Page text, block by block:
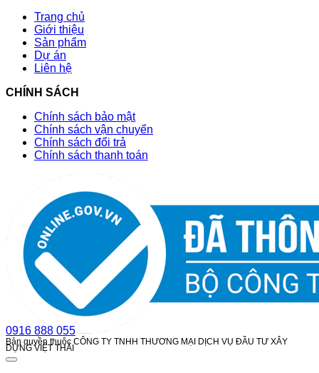
Trang chủ
Giới thiệu
Sản phẩm
Dự án
Liên hệ
CHÍNH SÁCH
Chính sách bảo mật
Chính sách vận chuyển
Chính sách đổi trả
Chính sách thanh toán
0916 888 055
Bản quyền thuộc CÔNG TY TNHH THƯƠNG MẠI DỊCH VỤ ĐẦU TƯ XÂY
DỰNG VIỆT THÁI